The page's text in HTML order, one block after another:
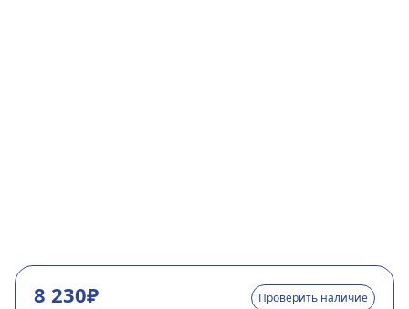
8 230₽ Проверить наличие